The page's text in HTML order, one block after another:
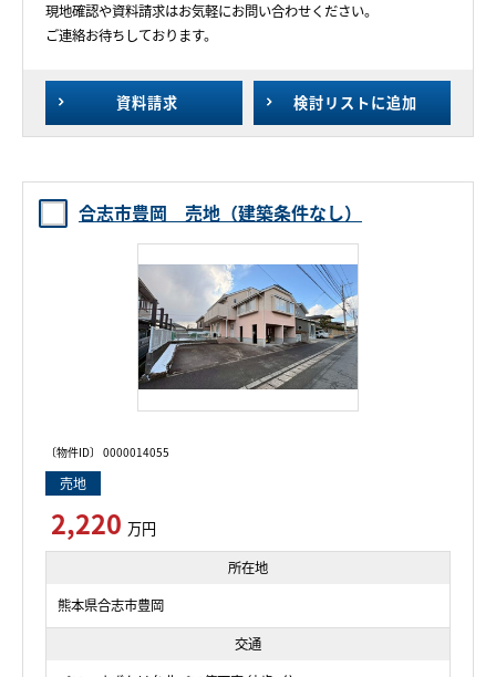
資料請求 検討リストに追加
現地確認や資料請求はお気軽にお問い合わせください。
ご連絡お待ちしております。
合志市豊岡 売地（建築条件なし）
〔物件ID〕 0000014055
売地
2,220 万円
所在地
熊本県合志市豊岡
交通